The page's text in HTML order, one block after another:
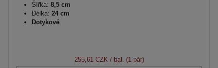
Šířka: 8,5 cm
Délka: 24 cm
Dotykové
255,61 CZK / bal. (1 pár)